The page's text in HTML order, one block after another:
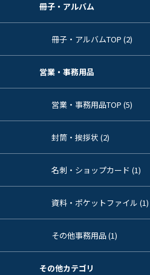
冊子・アルバム
冊子・アルバムTOP (2)
営業・事務用品
営業・事務用品TOP (5)
封筒・挨拶状 (2)
名刺・ショップカード (1)
資料・ポケットファイル (1)
その他事務用品 (1)
その他カテゴリ